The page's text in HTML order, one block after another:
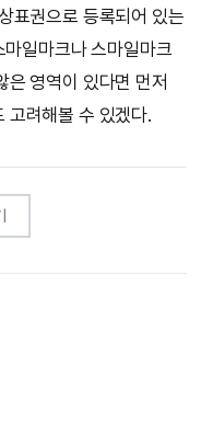
표권으로 등록되어 있는
일마크나 스마일마크
은 영역이 있다면 먼저
고려해볼 수 있겠다.